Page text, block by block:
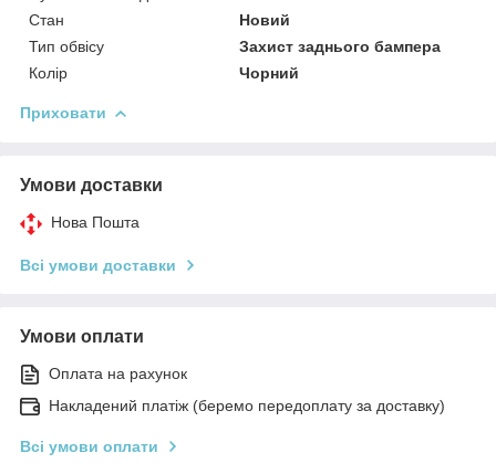
Стан
Новий
Тип обвісу
Захист заднього бампера
Колір
Чорний
Приховати
Умови доставки
Нова Пошта
Всі умови доставки
Умови оплати
Оплата на рахунок
Накладений платіж (беремо передоплату за доставку)
Всі умови оплати